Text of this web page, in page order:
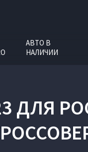
АВТО В
НАЛИЧИИ
ДЛЯ